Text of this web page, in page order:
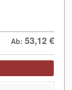
Ab: 53,12€